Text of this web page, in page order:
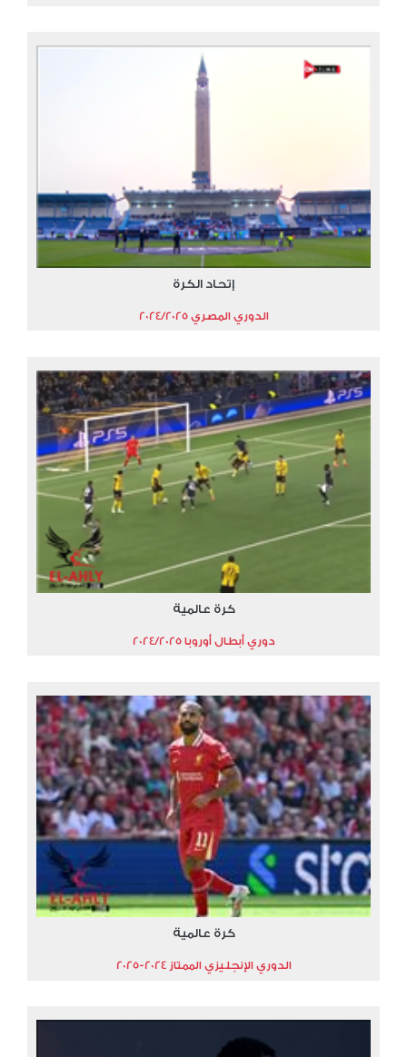
إتحاد الكرة
الدوري المصري 2024/2025
كرة عالمية
دوري أبطال أوروبا 2024/2025
كرة عالمية
الدوري الإنجليزي الممتاز 2024-2025